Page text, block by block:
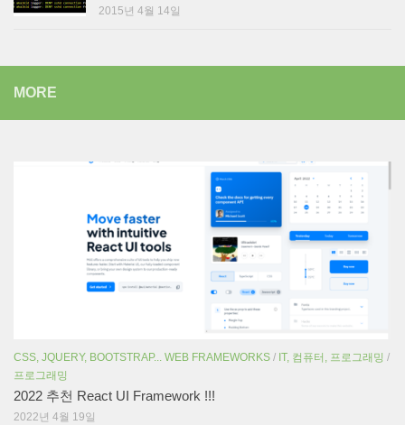
2015년 4월 14일
MORE
CSS, JQUERY, BOOTSTRAP... WEB FRAMEWORKS / IT, 컴퓨터, 프로그래밍 /
프로그래밍
2022 추천 React UI Framework !!!
2022년 4월 19일